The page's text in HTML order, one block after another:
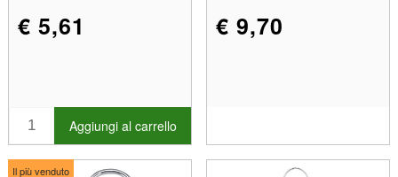
€ 5,61
Aggiungi al carrello
€ 9,70
Il più venduto